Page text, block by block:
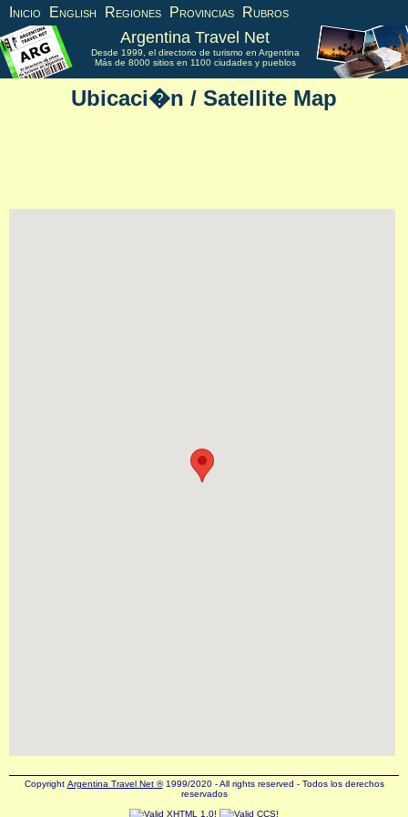
Inicio English Regiones Provincias Rubros
Argentina Travel Net
Desde 1999, el directorio de turismo en Argentina
Más de 8000 sitios en 1100 ciudades y pueblos
Ubicaci�n / Satellite Map
Copyright Argentina Travel Net ®1999/2020 - All rights reserved - Todos los derechos
reservados